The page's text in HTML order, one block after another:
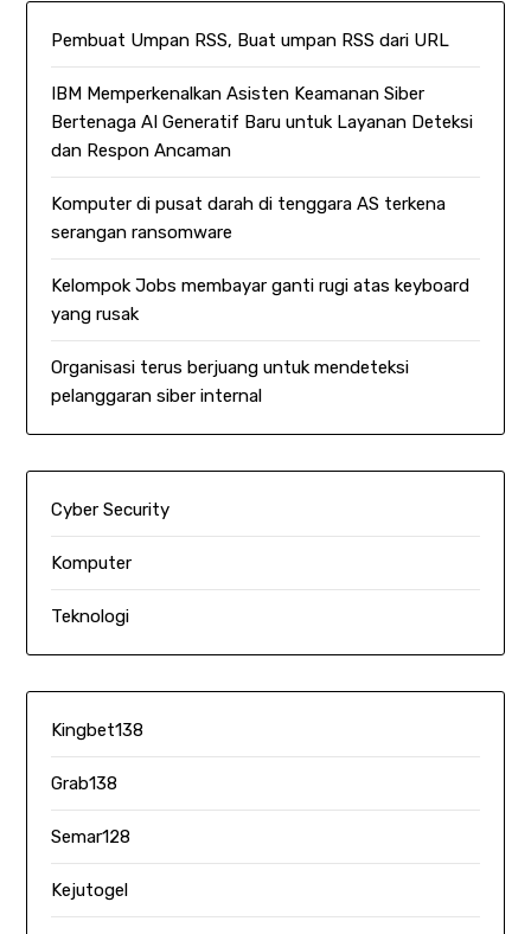
Pembuat Umpan RSS, Buat umpan RSS dari URL
IBM Memperkenalkan Asisten Keamanan Siber
Bertenaga AI Generatif Baru untuk Layanan Deteksi
dan Respon Ancaman
Komputer di pusat darah di tenggara AS terkena
serangan ransomware
Kelompok Jobs membayar ganti rugi atas keyboard
yang rusak
Organisasi terus berjuang untuk mendeteksi
pelanggaran siber internal
Cyber Security
Komputer
Teknologi
Kingbet138
Grab138
Semar128
Kejutogel